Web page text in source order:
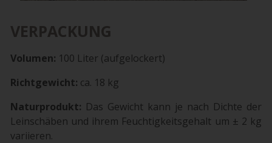
VERPACKUNG
Volumen: 100 Liter (aufgelockert)
Richtgewicht: ca. 18 kg
Naturprodukt: Das Gewicht kann je nach Dichte der
Leinschäben und ihrem Feuchtigkeitsgehalt um ± 2 kg
variieren.